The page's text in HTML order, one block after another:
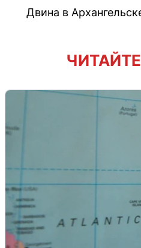
Двина в